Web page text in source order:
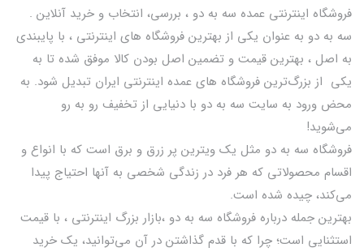
فروشگاه اینترنتی عمده سه به دو ، بررسی، انتخاب و خرید آنلاین .
سه به دو به عنوان یکی از بهترين فروشگاه های اینترنتی ، با پایبندی
به اصل ، بهترين قيمت و تضمین اصل‌ بودن کالا موفق شده تا به
يكي از بزرگ‌ترين فروشگاه هاي عمده اینترنتی ایران تبدیل شود. به
محض ورود به سایت سه به دو با دنیایی از تخفيف رو به رو
می‌شوید!
فروشگاه سه به دو مثل یک ویترین پر زرق و برق است که با انواع و
اقسام محصولاتی که هر فرد در زندگی شخصی به آنها احتیاج پیدا
می‌کند، چیده شده است.
بهترين جمله درباره فروشگاه سه به دو ،بازار بزرگ اینترنتی ، با قيمت
استثنايي است؛ چرا که با قدم گذاشتن در آن می‌توانید، یک خرید